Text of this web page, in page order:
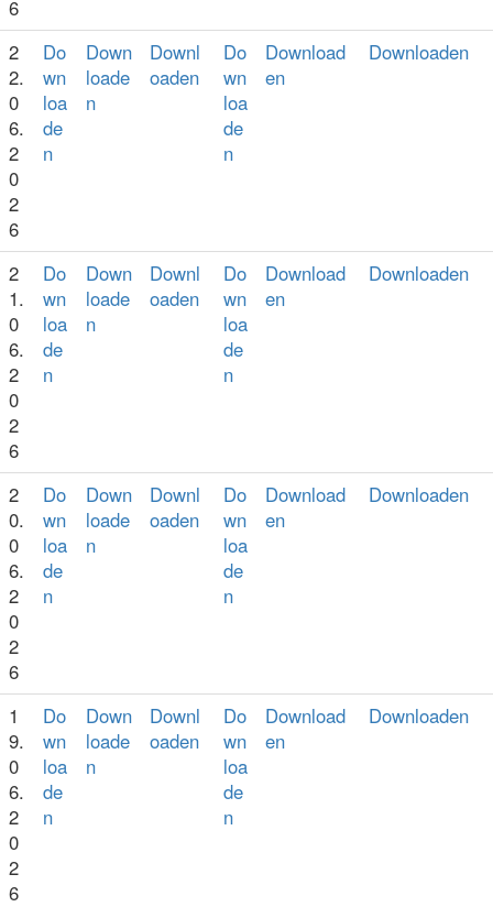
6
2
2.
0
6.
2
0
2
6
Do
wn
loa
de
n
Down
loade
n
Downl
oaden
Do
wn
loa
de
n
Download
en
Downloaden
2
1.
0
6.
2
0
2
6
Do
wn
loa
de
n
Down
loade
n
Downl
oaden
Do
wn
loa
de
n
Download
en
Downloaden
2
0.
0
6.
2
0
2
6
Do
wn
loa
de
n
Down
loade
n
Downl
oaden
Do
wn
loa
de
n
Download
en
Downloaden
1
9.
0
6.
2
0
2
6
Do
wn
loa
de
n
Down
loade
n
Downl
oaden
Do
wn
loa
de
n
Download
en
Downloaden